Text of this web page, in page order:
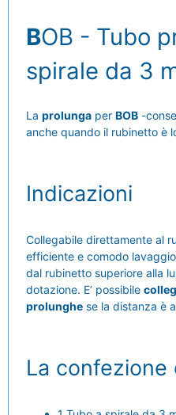
BOB - Tubo
spirale da 3
La prolungaper BOB-
anche quando il rubinetto è
Indicazioni
Collegabile direttamente al
efficiente e comodo
dal rubinetto superiore alla
dotazione. E’ possibile
prolunghese la distanza è
La confezione